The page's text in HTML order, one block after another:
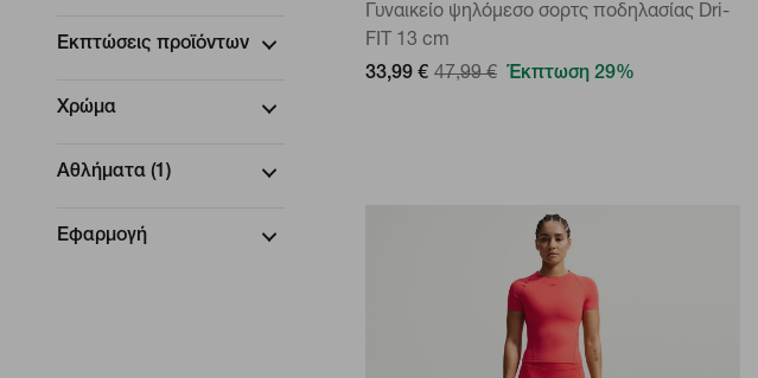
Εκπτώσεις προϊόντων
Χρώμα
Αθλήματα (1 )
Εφαρμογή
Γυναικείο ψηλόμεσο σορτς ποδηλασίας Dri-
FIT 13 cm
33,99 € 47,99 € Έκπτωση 29%